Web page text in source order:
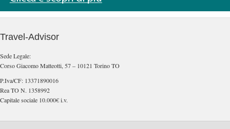
Travel-Advisor
Sede Legale:
Corso Giacomo Matteotti, 57 – 10121 Torino TO
P.Iva/CF: 13371890016
Rea TO N. 1358992
Capitale sociale 10.000€ i.v.